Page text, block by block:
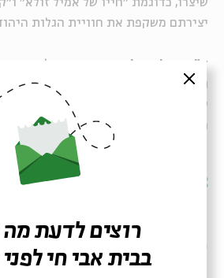
שיצרו, כדוגמת ״חייו של אמיל זולא״
יצירתם משקפת את חוויית הגלות
ד"ר יובל ריבלין
הוא חוקר קולנוע
ומרצה. ספרו ״מברלין להוליווד: הגירה
ראה אור בהוצאת מאגנס ב־2024.
סגור
רוצים לדעת מה
בבית אבי חי